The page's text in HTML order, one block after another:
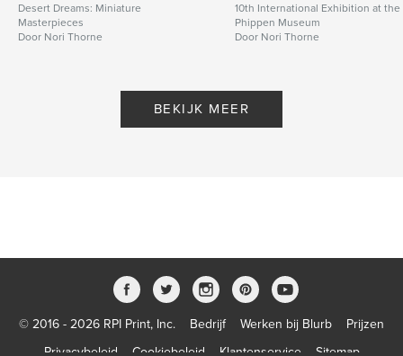
Desert Dreams: Miniature
Masterpieces
Door Nori Thorne
10th International Exhibition at the
Phippen Museum
Door Nori Thorne
BEKIJK MEER
© 2016 - 2026 RPI Print, Inc. Bedrijf Werken bij Blurb
Prijzen
Privacybeleid
Cookiebeleid Klantenservice Sitemap